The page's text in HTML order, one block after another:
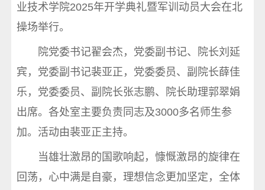
业技术学院2025年开学典礼暨军训动员大会在北
操场举行。
院党委书记翟会杰，党委副书记、院长刘延
宾，党委副书记裴亚正，党委委员、副院长薛佳
乐，党委委员、副院长张志鹏、院长助理郭翠娟
出席。各处室主要负责同志及3000多名师生参
加。活动由裴亚正主持。
当雄壮激昂的国歌响起，慷慨激昂的旋律在
回荡，心中满是自豪，理想信念更加坚定，全体